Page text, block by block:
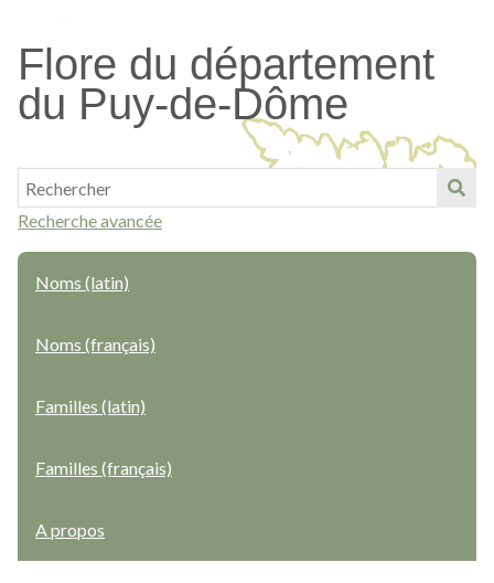
contenu
principal
Flore du département
du Puy-de-Dôme
Recherche avancée
Noms (latin)
Noms (français)
Familles (latin)
Familles (français)
A propos